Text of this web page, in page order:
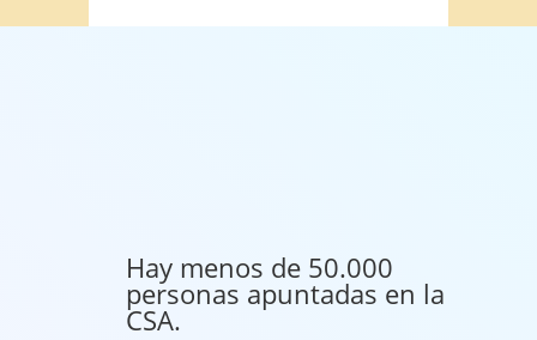
Hay menos de 50.000
personas apuntadas en la
CSA.